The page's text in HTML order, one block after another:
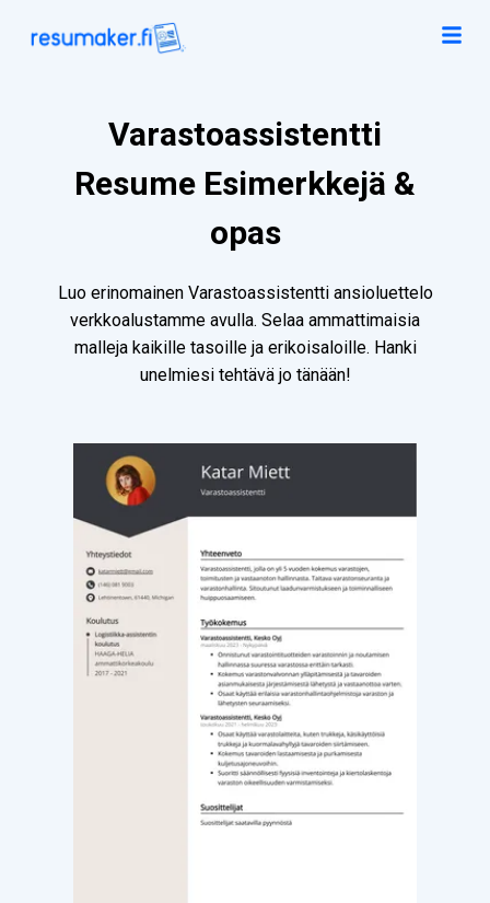
Varastoassistentti
Resume Esimerkkejä &
opas
Luo erinomainen Varastoassistentti ansioluettelo
verkkoalustamme avulla. Selaa ammattimaisia
malleja kaikille tasoille ja erikoisaloille. Hanki
unelmiesi tehtävä jo tänään!